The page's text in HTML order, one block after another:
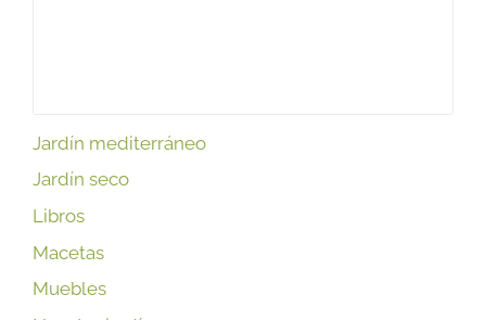
Jardín mediterráneo
Jardín seco
Libros
Macetas
Muebles